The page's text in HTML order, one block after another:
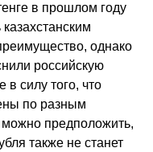
в прошлом году
однако
российскую
силу того, что
по разным
предположить,
также не станет